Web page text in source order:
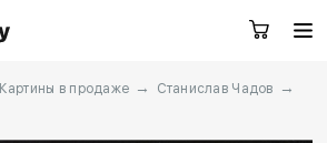
Картины в продаже → Станислав Чадов
→